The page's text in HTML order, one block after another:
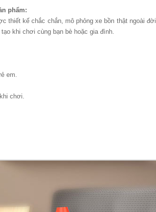
phẩm:
thiết kế chắc chắn, mô phỏng xe bồn thật ngoài đời.
khi chơi cùng bạn bè hoặc gia đình.
em.
chơi.